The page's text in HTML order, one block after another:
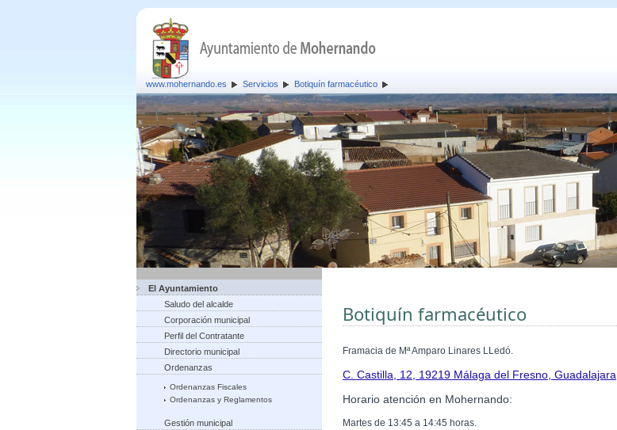
www.mohernando.es Servicios Botiquín farmacéutico
El Ayuntamiento
Saludo del alcalde
Corporación municipal
Perfil del Contratante
Directorio municipal
Ordenanzas
Ordenanzas Fiscales
Ordenanzas y Reglamentos
Gestión municipal
Botiquín farmacéutico
Framacia de Mª Amparo Linares LLedó.
C. Castilla, 12, 19219 Málaga del Fresno, Guadalajara
Horario atención en Mohernando:
Martes de 13:45 a 14:45 horas.